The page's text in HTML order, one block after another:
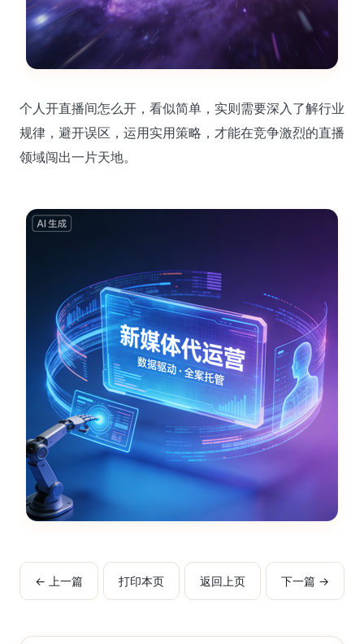
个人开直播间怎么开，看似简单，实则需要深入了解行业
规律，避开误区，运用实用策略，才能在竞争激烈的直播
领域闯出一片天地。
← 上一篇 打印本页 返回上页 下一篇 →